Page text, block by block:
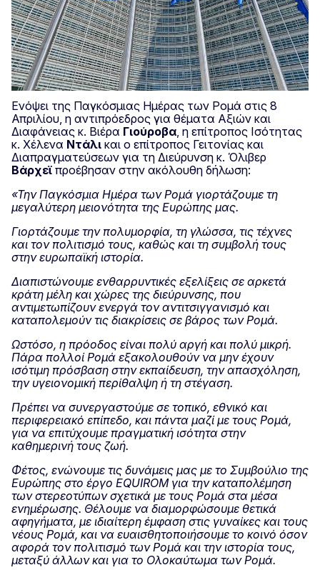
Ενόψει της Παγκόσμιας Ημέρας των Ρομά στις 8
Απριλίου, η αντιπρόεδρος για θέματα Αξιών και
Διαφάνειας κ. Βιέρα Γιούροβα, η επίτροπος Ισότητας
κ. Χέλενα Ντάλι και ο επίτροπος Γειτονίας και
Διαπραγματεύσεων για τη Διεύρυνση κ. Όλιβερ
Βάρχεϊ προέβησαν στην ακόλουθη δήλωση:
«Την Παγκόσμια Ημέρα των Ρομά γιορτάζουμε τη
μεγαλύτερη μειονότητα της Ευρώπης μας.
Γιορτάζουμε την πολυμορφία, τη γλώσσα, τις τέχνες
και τον πολιτισμό τους, καθώς και τη συμβολή τους
στην ευρωπαϊκή ιστορία.
Διαπιστώνουμε ενθαρρυντικές εξελίξεις σε αρκετά
κράτη μέλη και χώρες της διεύρυνσης, που
αντιμετωπίζουν ενεργά τον αντιτσιγγανισμό και
καταπολεμούν τις διακρίσεις σε βάρος των Ρομά.
Ωστόσο, η πρόοδος είναι πολύ αργή και πολύ μικρή.
Πάρα πολλοί Ρομά εξακολουθούν να μην έχουν
ισότιμη πρόσβαση στην εκπαίδευση, την απασχόληση,
την υγειονομική περίθαλψη ή τη στέγαση.
Πρέπει να συνεργαστούμε σε τοπικό, εθνικό και
περιφερειακό επίπεδο, και πάντα μαζί με τους Ρομά,
για να επιτύχουμε πραγματική ισότητα στην
καθημερινή τους ζωή.
Φέτος, ενώνουμε τις δυνάμεις μας με το Συμβούλιο της
Ευρώπης στο έργο EQUIROMγια την καταπολέμηση
των στερεοτύπων σχετικά με τους Ρομά στα μέσα
ενημέρωσης. Θέλουμε να διαμορφώσουμε θετικά
αφηγήματα, με ιδιαίτερη έμφαση στις γυναίκες και τους
νέους Ρομά, και να ευαισθητοποιήσουμε το κοινό όσον
αφορά τον πολιτισμό των Ρομά και την ιστορία τους,
μεταξύ άλλων και για το Ολοκαύτωμα των Ρομά.